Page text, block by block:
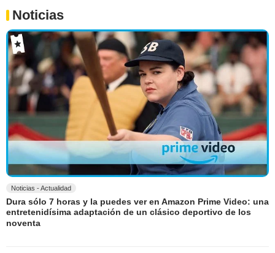
Noticias
Noticias - Actualidad
Dura sólo 7 horas y la puedes ver en Amazon Prime Video: una
entretenidísima adaptación de un clásico deportivo de los
noventa